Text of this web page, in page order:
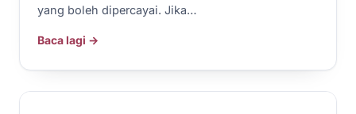
yang boleh dipercayai. Jika…
Baca lagi →